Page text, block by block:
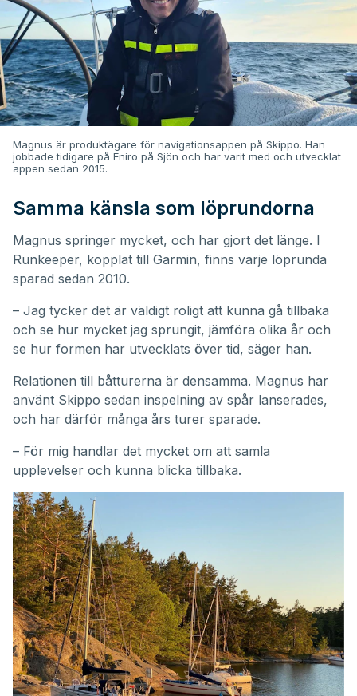
Magnus är produktägare för navigationsappen på Skippo. Han
jobbade tidigare på Eniro på Sjön och har varit med och utvecklat
appen sedan 2015.
Samma känsla som löprundorna
Magnus springer mycket, och har gjort det länge. I
Runkeeper, kopplat till Garmin, finns varje löprunda
sparad sedan 2010.
– Jag tycker det är väldigt roligt att kunna gå tillbaka
och se hur mycket jag sprungit, jämföra olika år och
se hur formen har utvecklats över tid, säger han.
Relationen till båtturerna är densamma. Magnus har
använt Skippo sedan inspelning av spår lanserades,
och har därför många års turer sparade.
– För mig handlar det mycket om att samla
upplevelser och kunna blicka tillbaka.